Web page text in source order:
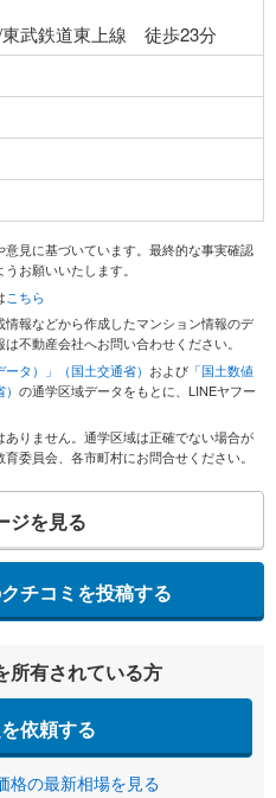
武鉄道東上線 徒歩23分
見に基づいています。最終的な事実確認
お願いいたします。
こちら
報などから作成したマンション情報のデ
不動産会社へお問い合わせください。
タ）」（国土交通省） および 「国土数値
の通学区域データをもとに、LINEヤフー
りません。通学区域は正確でない場合が
委員会、各市町村にお問合せください。
ジを見る
チコミを投稿する
所有されている方
依頼する
格の最新相場を見る